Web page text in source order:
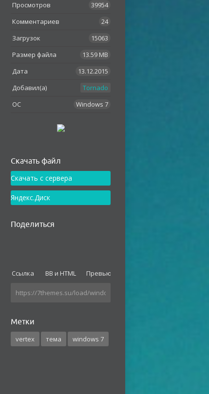
Просмотров
39954
Комментариев
24
Загрузок
15063
Размер файла
13.59 MB
Дата
13.12.2015
Добавил(а)
Tornado
OC
Windows 7
Как установить
Скачать файл
Скачать с сервера
Яндекс.Диск
Поделиться
Ссылка BB и HTML Превью
Метки
vertex тема windows 7